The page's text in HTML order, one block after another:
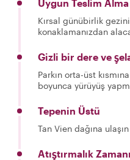
Uygun Teslim Alma
Kırsal günübirlik
konaklamanızdan
Gizli bir dere ve
Parkın orta-üst
boyunca yürüyüş
Tepenin Üstü
Tan Vien dağına
Atıştırmalık Zamanı